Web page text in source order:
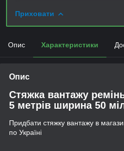
Приховати
Опис Характеристики
Опис
Стяжка вантажу
5 метрів ширина 50
Придбати стяжку вантажу в
по Україні